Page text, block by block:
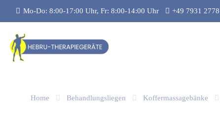
Mo-Do: 8:00-17:00 Uhr, Fr: 8:00-14:00 Uhr +49 7931 2778
Home Behandlungsliegen Koffermassagebänke